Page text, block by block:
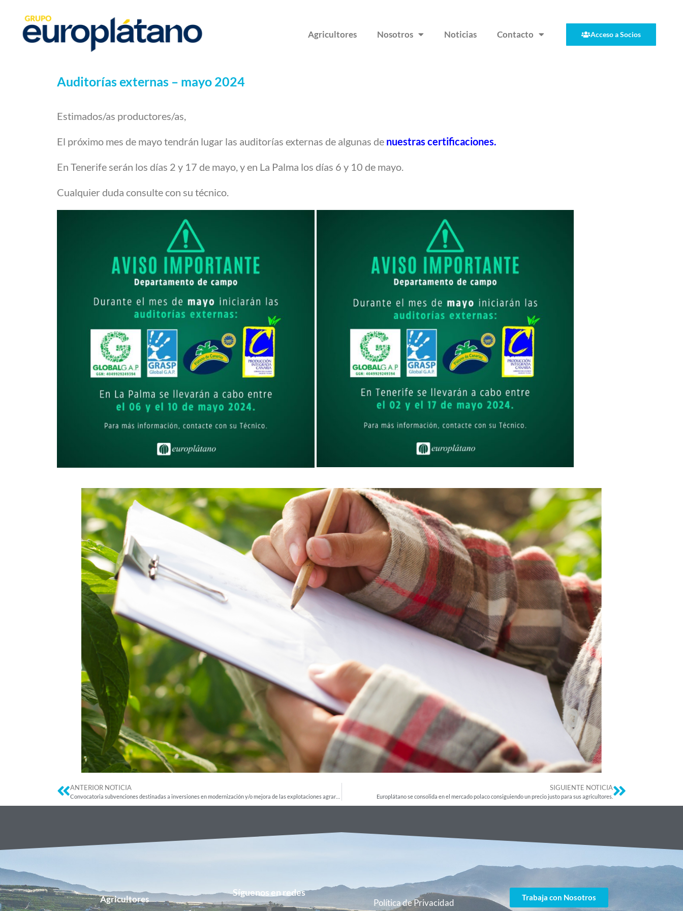
Agricultores Nosotros Noticias Contacto Acceso a Socios
Auditorías externas – mayo 2024
Estimados/as productores/as,
El próximo mes de mayo tendrán lugar las auditorías externas de algunas de nuestras certificaciones.
En Tenerife serán los días 2 y 17 de mayo, y en La Palma los días 6 y 10 de mayo.
Cualquier duda consulte con su técnico.
ANTERIOR NOTICIA SIGUIENTE NOTICIA
Europlátano se consolida en el mercado polaco consiguiendo un precio justo para sus agricultores.
Agricultores
Síguenos en redes
Política de Privacidad Trabaja con Nosotros